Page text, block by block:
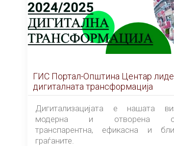
ГИС Портал-Општина Центар
дигиталната трансформација
Дигитализацијата е нашата
модерна и отворена
транспарентна, ефикасна и
граѓаните.